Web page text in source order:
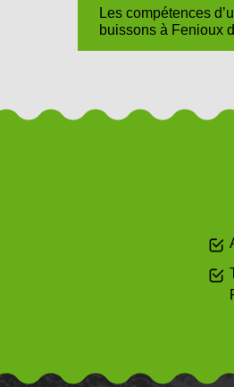
Les compétences
buissons à Fenioux